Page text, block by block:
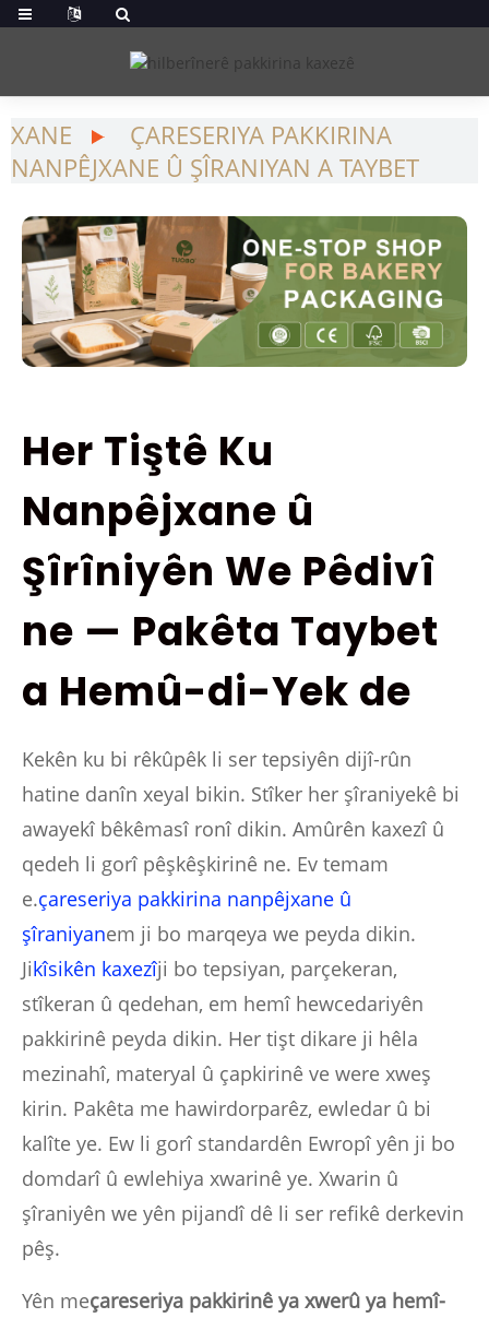
XANE
ÇARESERIYA PAKKIRINA
NANPÊJXANE Û ŞÎRANIYAN A TAYBET
Her Tiştê Ku
Nanpêjxane û
Şîrîniyên We Pêdivî
ne — Pakêta Taybet
a Hemû-di-Yek de
Kekên ku bi rêkûpêk li ser tepsiyên dijî-rûn
hatine danîn xeyal bikin. Stîker her şîraniyekê bi
awayekî bêkêmasî ronî dikin. Amûrên kaxezî û
qedeh li gorî pêşkêşkirinê ne. Ev temam
e.çareseriya pakkirina nanpêjxane û
şîraniyanem ji bo marqeya we peyda dikin.
Jikîsikên kaxezîji bo tepsiyan, parçekeran,
stîkeran û qedehan, em hemî hewcedariyên
pakkirinê peyda dikin. Her tişt dikare ji hêla
mezinahî, materyal û çapkirinê ve were xweş
kirin. Pakêta me hawirdorparêz, ewledar û bi
kalîte ye. Ew li gorî standardên Ewropî yên ji bo
domdarî û ewlehiya xwarinê ye. Xwarin û
şîraniyên we yên pijandî dê li ser refikê derkevin
pêş.
Yên meçareseriya pakkirinê ya xwerû ya hemî-